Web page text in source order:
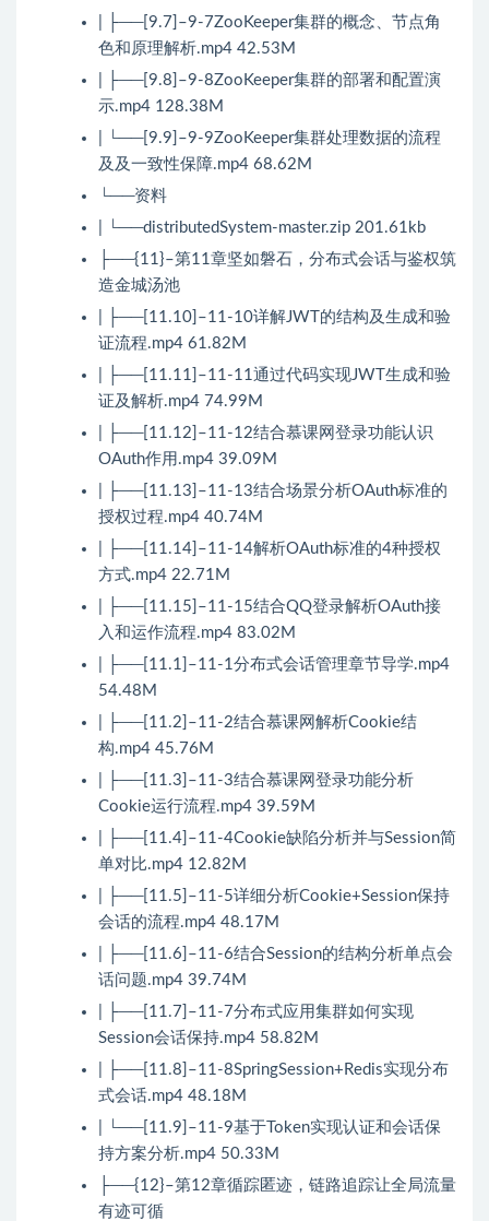
| ├──[9.7]–9-7ZooKeeper集群的概念、节点角
色和原理解析.mp4 42.53M
| ├──[9.8]–9-8ZooKeeper集群的部署和配置演
示.mp4 128.38M
| └──[9.9]–9-9ZooKeeper集群处理数据的流程
及及一致性保障.mp4 68.62M
└──资料
| └──distributedSystem-master.zip 201.61kb
├──{11}–第11章坚如磐石，分布式会话与鉴权筑
造金城汤池
| ├──[11.10]–11-10详解JWT的结构及生成和验
证流程.mp4 61.82M
| ├──[11.11]–11-11通过代码实现JWT生成和验
证及解析.mp4 74.99M
| ├──[11.12]–11-12结合慕课网登录功能认识
OAuth作用.mp4 39.09M
| ├──[11.13]–11-13结合场景分析OAuth标准的
授权过程.mp4 40.74M
| ├──[11.14]–11-14解析OAuth标准的4种授权
方式.mp4 22.71M
| ├──[11.15]–11-15结合QQ登录解析OAuth接
入和运作流程.mp4 83.02M
| ├──[11.1]–11-1分布式会话管理章节导学.mp4
54.48M
| ├──[11.2]–11-2结合慕课网解析Cookie结
构.mp4 45.76M
| ├──[11.3]–11-3结合慕课网登录功能分析
Cookie运行流程.mp4 39.59M
| ├──[11.4]–11-4Cookie缺陷分析并与Session简
单对比.mp4 12.82M
| ├──[11.5]–11-5详细分析Cookie+Session保持
会话的流程.mp4 48.17M
| ├──[11.6]–11-6结合Session的结构分析单点会
话问题.mp4 39.74M
| ├──[11.7]–11-7分布式应用集群如何实现
Session会话保持.mp4 58.82M
| ├──[11.8]–11-8SpringSession+Redis实现分布
式会话.mp4 48.18M
| └──[11.9]–11-9基于Token实现认证和会话保
持方案分析.mp4 50.33M
├──{12}–第12章循踪匿迹，链路追踪让全局流量
有迹可循